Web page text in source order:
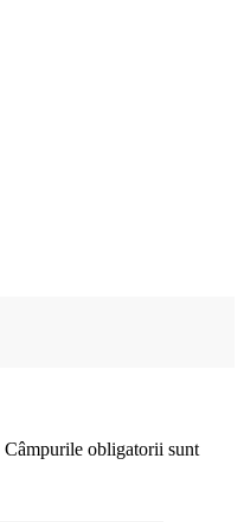
Câmpurile obligatorii sunt